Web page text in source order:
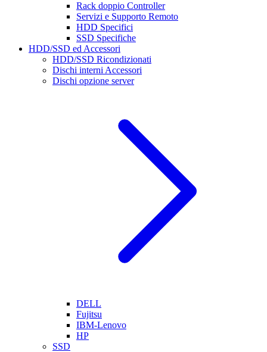
Rack doppio Controller
Servizi e Supporto Remoto
HDD Specifici
SSD Specifiche
HDD/SSD ed Accessori
HDD/SSD Ricondizionati
Dischi interni Accessori
Dischi opzione server
DELL
Fujitsu
IBM-Lenovo
HP
SSD